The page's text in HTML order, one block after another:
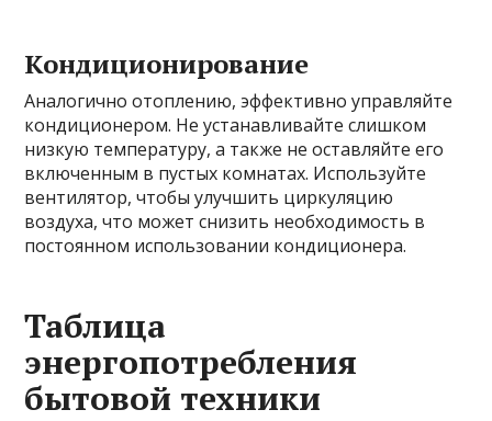
Кондиционирование
Аналогично отоплению, эффективно управляйте
кондиционером. Не устанавливайте слишком
низкую температуру, а также не оставляйте его
включенным в пустых комнатах. Используйте
вентилятор, чтобы улучшить циркуляцию
воздуха, что может снизить необходимость в
постоянном использовании кондиционера.
Таблица
энергопотребления
бытовой техники